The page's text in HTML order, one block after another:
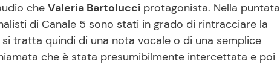
che Valeria Bartolucci protagonista. Nella puntata
di Canale 5 sono stati in grado di rintracciare la
tratta quindi di una nota vocale o di una semplice
che è stata presumibilmente intercettata e poi